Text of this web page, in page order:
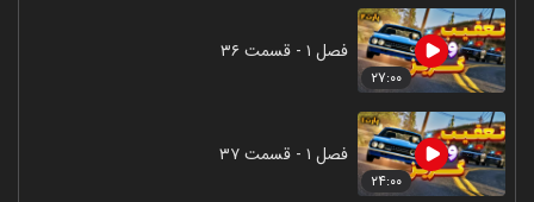
۲۷:۰۰
فصل ۱ - قسمت ۳۶
۲۴:۰۰
فصل ۱ - قسمت ۳۷